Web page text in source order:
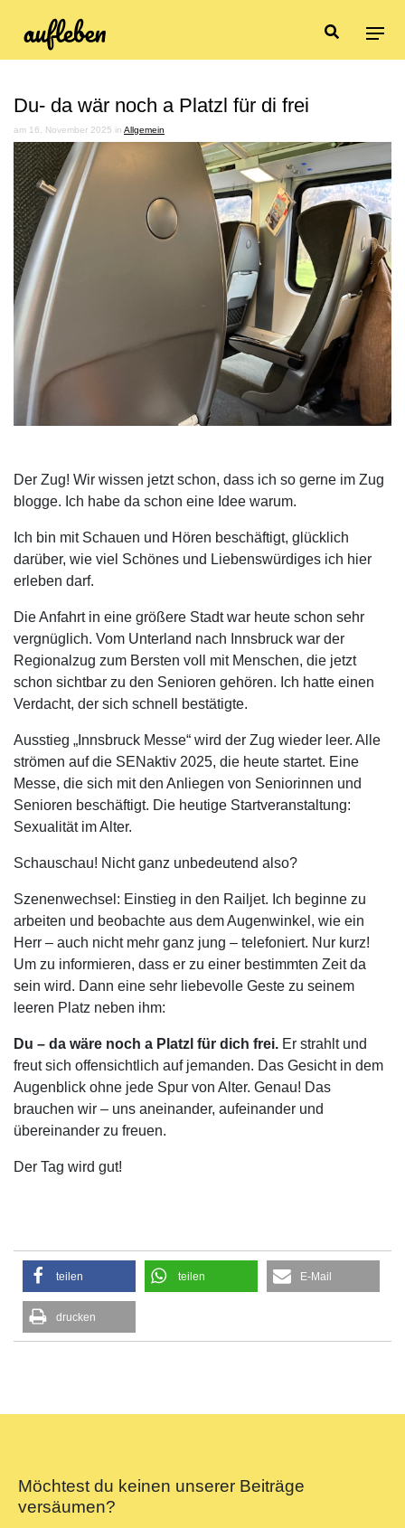
Du- da wär noch a Platzl für di frei
am 16. November 2025 in Allgemein
Der Zug! Wir wissen jetzt schon, dass ich so gerne im Zug
blogge. Ich habe da schon eine Idee warum.
Ich bin mit Schauen und Hören beschäftigt, glücklich
darüber, wie viel Schönes und Liebenswürdiges ich hier
erleben darf.
Die Anfahrt in eine größere Stadt war heute schon sehr
vergnüglich. Vom Unterland nach Innsbruck war der
Regionalzug zum Bersten voll mit Menschen, die jetzt
schon sichtbar zu den Senioren gehören. Ich hatte einen
Verdacht, der sich schnell bestätigte.
Ausstieg „Innsbruck Messe“ wird der Zug wieder leer. Alle
strömen auf die SENaktiv 2025, die heute startet. Eine
Messe, die sich mit den Anliegen von Seniorinnen und
Senioren beschäftigt. Die heutige Startveranstaltung:
Sexualität im Alter.
Schauschau! Nicht ganz unbedeutend also?
Szenenwechsel: Einstieg in den Railjet. Ich beginne zu
arbeiten und beobachte aus dem Augenwinkel, wie ein
Herr – auch nicht mehr ganz jung – telefoniert. Nur kurz!
Um zu informieren, dass er zu einer bestimmten Zeit da
sein wird. Dann eine sehr liebevolle Geste zu seinem
leeren Platz neben ihm:
Du – da wäre noch a Platzl für dich frei. Er strahlt und
freut sich offensichtlich auf jemanden. Das Gesicht in dem
Augenblick ohne jede Spur von Alter. Genau! Das
brauchen wir – uns aneinander, aufeinander und
übereinander zu freuen.
Der Tag wird gut!
teilen teilen E-Mail
drucken
Möchtest du keinen unserer Beiträge
versäumen?